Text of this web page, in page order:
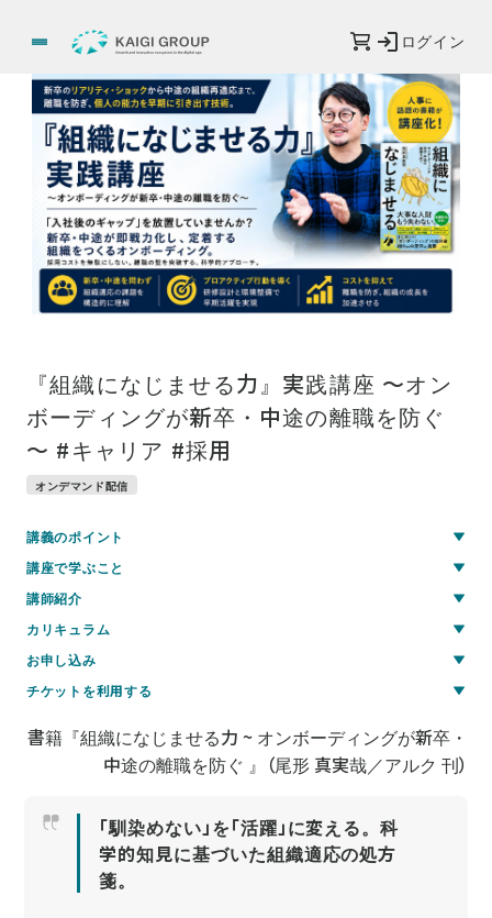
ログイン
書籍『組織になじませる力 ~ オンボーディングが新卒・
中途の離職を防ぐ 』（尾形 真実哉／アルク 刊）
「馴染めない」を「活躍」に変える。科
学的知見に基づいた組織適応の処方
箋。
『組織になじませる力』実践講座 ～オン
ボーディングが新卒・中途の離職を防ぐ
～ #キャリア #採用
オンデマンド配信
講義のポイント
講座で学ぶこと
講師紹介
カリキュラム
お申し込み
チケットを利用する